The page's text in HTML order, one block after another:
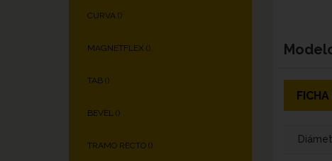
CURVA ()
MAGNETFLEX ()
TAB ()
BEVEL ()
TRAMO RECTO ()